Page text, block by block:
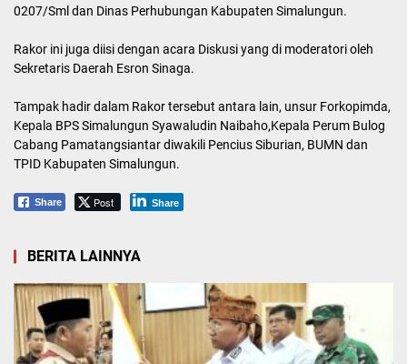
0207/Sml dan Dinas Perhubungan Kabupaten Simalungun.
Rakor ini juga diisi dengan acara Diskusi yang di moderatori oleh
Sekretaris Daerah Esron Sinaga.
Tampak hadir dalam Rakor tersebut antara lain, unsur Forkopimda,
Kepala BPS Simalungun Syawaludin Naibaho,Kepala Perum Bulog
Cabang Pamatangsiantar diwakili Pencius Siburian, BUMN dan
TPID Kabupaten Simalungun.
Share Post Share
BERITA LAINNYA